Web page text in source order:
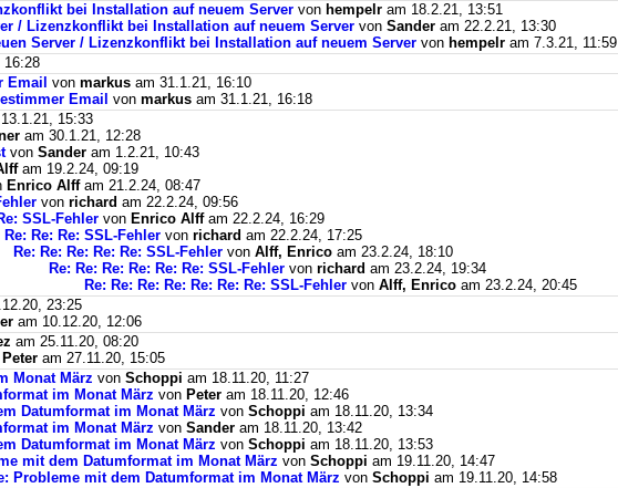
bei Installation auf neuem Server von hempelr am 18.2.21, 13:51
/ Lizenzkonflikt bei Installation auf neuem Server von Sander am 22.2.21, 13:30
Server / Lizenzkonflikt bei Installation auf neuem Server von hempelr am 7.3.21, 11:59
16:28
Email von markus am 31.1.21, 16:10
Email
von markus am 31.1.21, 16:18
15:33
am 30.1.21, 12:28
von Sander am 1.2.21, 10:43
am 19.2.24, 09:19
Enrico Alffam 21.2.24, 08:47
von richard am 22.2.24, 09:56
SSL-Fehler von Enrico Alffam 22.2.24, 16:29
Re: Re: Re: SSL-Fehler von richard am 22.2.24, 17:25
Re: Re: Re: Re: Re: SSL-Fehler von Alff, Enrico am 23.2.24, 18:10
Re: Re: Re: Re: Re: Re: SSL-Fehler von richard am 23.2.24, 19:34
Re: Re: Re: Re: Re: Re: Re: SSL-Fehler von Alff, Enrico am 23.2.24, 20:45
23:25
am 10.12.20, 12:06
am 25.11.20, 08:20
Peter am 27.11.20, 15:05
Monat März von Schoppi am 18.11.20, 11:27
im Monat März von Peter am 18.11.20, 12:46
Datumformat im Monat März von Schoppi am 18.11.20, 13:34
im Monat März von Sander am 18.11.20, 13:42
Datumformat im Monat März von Schoppi am 18.11.20, 13:53
mit dem Datumformat im Monat März von Schoppi am 19.11.20, 14:47
Probleme mit dem Datumformat im Monat März von Schoppi am 19.11.20, 14:58